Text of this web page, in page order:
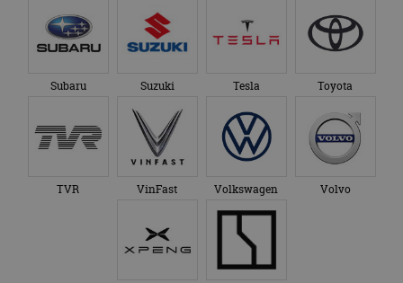
Subaru Suzuki Tesla Toyota
TVR VinFast Volkswagen Volvo